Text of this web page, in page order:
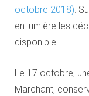
octobre 2018).
en lumière les
disponible.
Le 17 octobre,
Marchant,